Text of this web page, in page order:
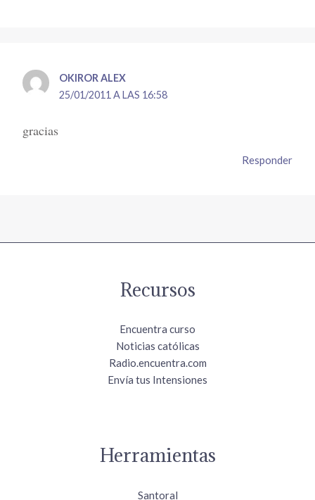
OKIROR ALEX
25/01/2011 A LAS 16:58
gracias
Responder
Recursos
Encuentra curso
Noticias católicas
Radio.encuentra.com
Envía tus Intensiones
Herramientas
Santoral